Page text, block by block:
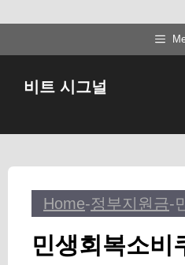
텐
뛰
비트 시그널
Home-정부지원금-
민생회복소비